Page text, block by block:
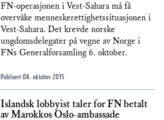
FN-operasjonen i Vest-Sahara må få
overvåke menneskerettighetssituasjonen i
Vest-Sahara. Det krevde norske
ungdomsdelegater på vegne av Norge i
FNs Generalforsamling 6. oktober.
Publisert 08. oktober 2015
Islandsk lobbyist taler for FN betalt
av Marokkos Oslo-ambassade